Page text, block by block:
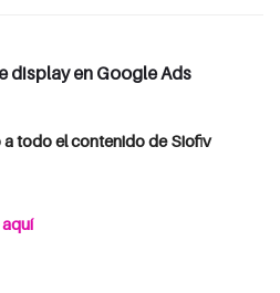
display en Google Ads
todo el contenido de Siofiv